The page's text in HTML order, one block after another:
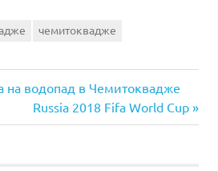
чемитоквадже
на водопад в Чемитоквадже
Следующая
запись:
Russia 2018 Fifa World Cup